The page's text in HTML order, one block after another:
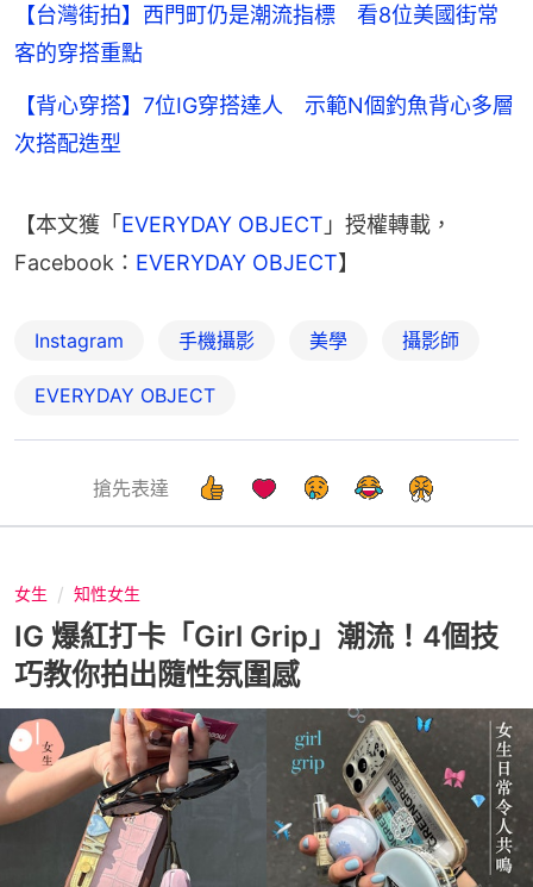
【台灣街拍】西門町仍是潮流指標 看8位美國街常
客的穿搭重點
【背心穿搭】7位IG穿搭達人 示範N個釣魚背心多層
次搭配造型
【本文獲「EVERYDAY OBJECT 」授權轉載，
Facebook： EVERYDAY OBJECT】
Instagram 手機攝影 美學 攝影師
EVERYDAY OBJECT
搶先表達
女生 知性女生
IG 爆紅打卡「Girl Grip」潮流！4個技
巧教你拍出隨性氛圍感